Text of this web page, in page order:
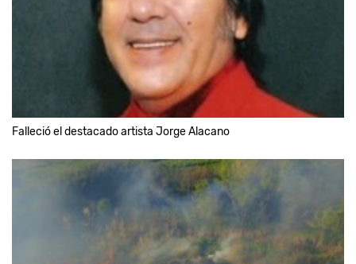
Falleció el destacado artista Jorge Alacano